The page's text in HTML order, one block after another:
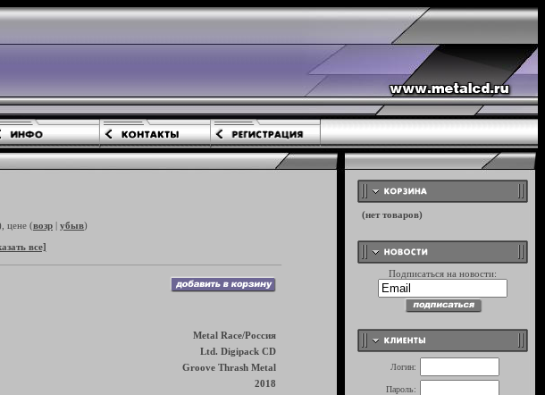
цене (возр | убыв)
все]
Metal Race/Россия
Ltd. Digipack CD
Groove Thrash Metal
2018
Подписаться на новости:
Логин:
Пароль: